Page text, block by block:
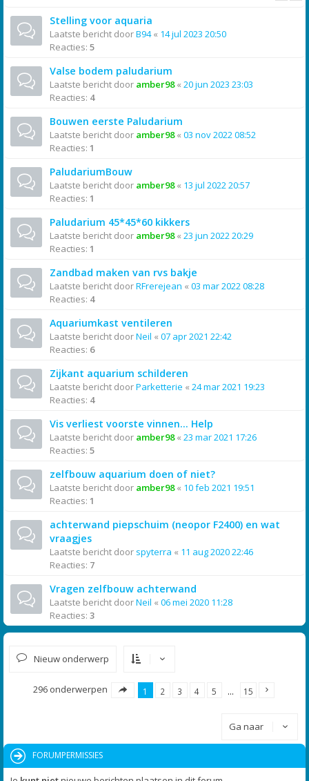
Stelling voor aquaria
Laatste bericht doorB94« 14 jul 2023 20:50
Reacties: 5
Valse bodem paludarium
Laatste bericht door amber98« 20 jun 2023 23:03
Reacties: 4
Bouwen eerste Paludarium
Laatste bericht door amber98« 03 nov 2022 08:52
Reacties: 1
PaludariumBouw
Laatste bericht door amber98« 13 jul 2022 20:57
Reacties: 1
Paludarium 45*45*60 kikkers
Laatste bericht door amber98« 23 jun 2022 20:29
Reacties: 1
Zandbad maken van rvs bakje
Laatste bericht doorRFrerejean « 03 mar 2022 08:28
Reacties: 4
Aquariumkast ventileren
Laatste bericht doorNeil « 07 apr 2021 22:42
Reacties: 6
Zijkant aquarium schilderen
Laatste bericht doorParketterie « 24 mar 2021 19:23
Reacties: 4
Vis verliest voorste vinnen... Help
Laatste bericht door amber98« 23 mar 2021 17:26
Reacties: 5
zelfbouw aquarium doen of niet?
Laatste bericht door amber98« 10 feb 2021 19:51
Reacties: 1
achterwand piepschuim (neopor F2400) en wat
vraagjes
Laatste bericht door spyterra « 11 aug 2020 22:46
Reacties: 7
Vragen zelfbouw achterwand
Laatste bericht doorNeil « 06 mei 2020 11:28
Reacties: 3
Nieuw onderwerp
296 onderwerpen 1 2 3 4 5 … 15
Ga naar
FORUMPERMISSIES